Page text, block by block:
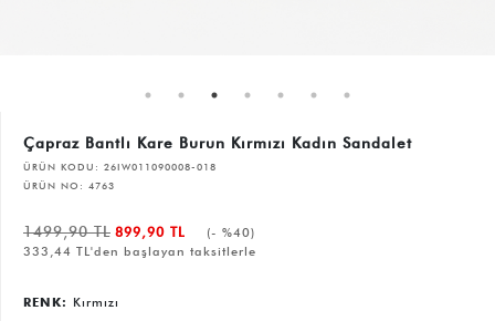
Çapraz Bantlı Kare Burun Kırmızı Kadın Sandalet
ÜRÜN KODU: 26IW011090008-018
ÜRÜN NO: 4763
1499,90 TL 899,90 TL
(- %40)
333,44 TL'den başlayan taksitlerle
RENK: Kırmızı